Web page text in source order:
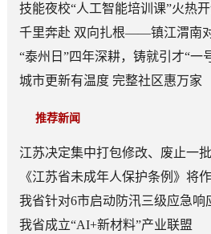
技能夜校“人工智能培训课”火热
千里奔赴 双向扎根——镇江渭南
“泰州日”四年深耕，铸就引才“一
城市更新有温度 完整社区惠万家
推荐新闻
江苏决定集中打包修改、废止一
《江苏省未成年人保护条例》将
我省针对6市启动防汛三级应急响
我省成立“AI+新材料”产业联盟